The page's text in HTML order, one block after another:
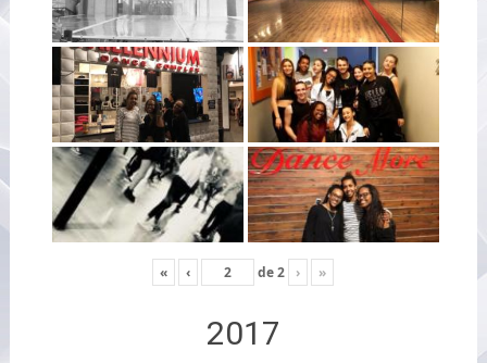
« ‹ de2 › »
2017